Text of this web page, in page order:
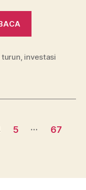
Sudah
Dalam
Hari”
turun, investasi
5 …
67